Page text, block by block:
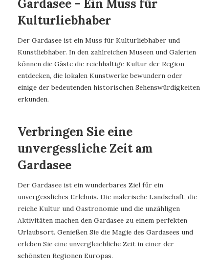
Gardasee – Ein Muss für
Kulturliebhaber
Der Gardasee ist ein Muss für Kulturliebhaber und
Kunstliebhaber. In den zahlreichen Museen und Galerien
können die Gäste die reichhaltige Kultur der Region
entdecken, die lokalen Kunstwerke bewundern oder
einige der bedeutenden historischen Sehenswürdigkeiten
erkunden.
Verbringen Sie eine
unvergessliche Zeit am
Gardasee
Der Gardasee ist ein wunderbares Ziel für ein
unvergessliches Erlebnis. Die malerische Landschaft, die
reiche Kultur und Gastronomie und die unzähligen
Aktivitäten machen den Gardasee zu einem perfekten
Urlaubsort. Genießen Sie die Magie des Gardasees und
erleben Sie eine unvergleichliche Zeit in einer der
schönsten Regionen Europas.